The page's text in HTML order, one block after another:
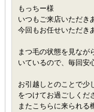
もっちー様
いつもご来店いただき
今回もお任せいただき
まつ毛の状態を見なが
いているので、毎回安
お引越しとのことで少
をつけてお過ごしくだ
またこちらに来られる